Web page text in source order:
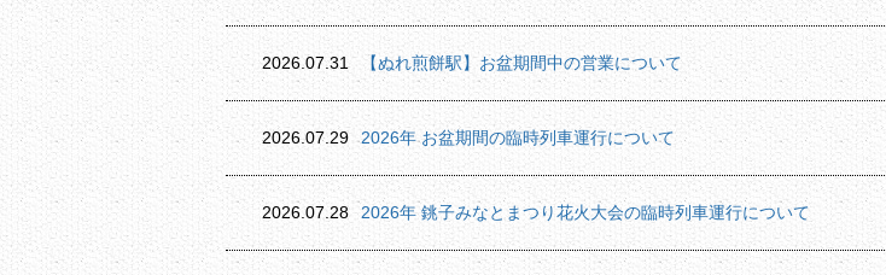
2026.07.31 【ぬれ煎餅駅】お盆期間中の営業について
2026.07.29 2026年 お盆期間の臨時列車運行について
2026.07.28 2026年 銚子みなとまつり花火大会の臨時列車運行について